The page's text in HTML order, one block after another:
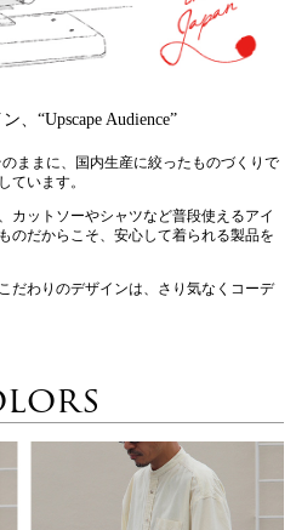
、“Upscape Audience”
ままに、国内生産に絞ったものづくりで
ています。
カットソーやシャツなど普段使えるアイ
のだからこそ、安心して着られる製品を
だわりのデザインは、さり気なくコーデ